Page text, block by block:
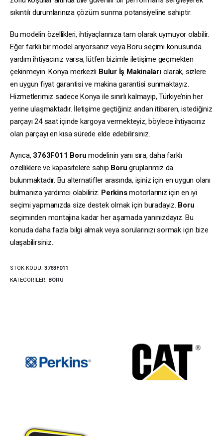
sıkıntılı durumlarınıza çözüm sunma potansiyeline sahiptir.
Bu modelin özellikleri, ihtiyaçlarınıza tam olarak uymuyor olabilir.
Eğer farklı bir model arıyorsanız veya Boru seçimi konusunda
yardım ihtiyacınız varsa, lütfen bizimle iletişime geçmekten
çekinmeyin. Konya merkezli Bulur İş Makinalarıolarak, sizlere
en uygun fiyat garantisi ve makina garantisi sunmaktayız.
Hizmetlerimiz sadece Konya ile sınırlı kalmayıp, Türkiye’nin her
yerine ulaşmaktadır. İletişime geçtiğiniz andan itibaren, istediğiniz
parçayı 24 saat içinde kargoya vermekteyiz, böylece ihtiyacınız
olan parçayı en kısa sürede elde edebilirsiniz.
Ayrıca, 3763F011 Boru modelinin yanı sıra, daha farklı
özelliklere ve kapasitelere sahip Boru gruplarımız da
bulunmaktadır. Bu alternatifler arasında, işiniz için en uygun olanı
bulmanıza yardımcı olabiliriz. Perkinsmotorlarınız için en iyi
seçimi yapmanızda size destek olmak için buradayız. Boru
seçiminden montajına kadar her aşamada yanınızdayız. Bu
konuda daha fazla bilgi almak veya sorularınızı sormak için bize
ulaşabilirsiniz.
STOK KODU: 3763F011
KATEGORILER: BORU